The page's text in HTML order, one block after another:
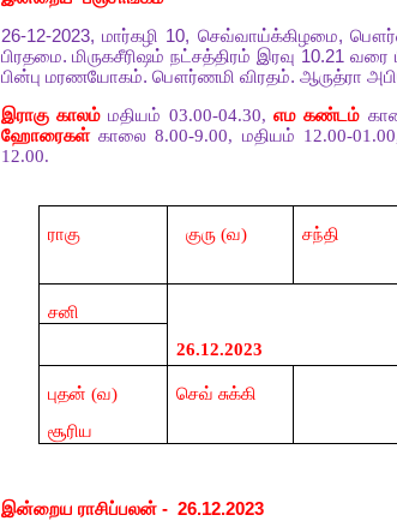
26-12-2023, மார்கழி 10, செவ்வாய்க்கிழமை,
பிரதமை.மிருகசீரிஷம் நட்சத்திரம் இரவு 10.21வரை
பின்பு மரணயோகம். பௌர்ணமி விரதம். ஆருத்ரா
இராகு காலம்மதியம் 03.00-04.30, எம கண்டம்
ஹோரைகள்காலை 8.00-9.00, மதியம் 12.00-
12.00.
ராகு குரு (வ) சந்தி
சனி
26.12.2023
புதன் (வ)
சூரிய
செவ் சுக்கி
இன்றைய ராசிப்பலன்- 26.12.2023